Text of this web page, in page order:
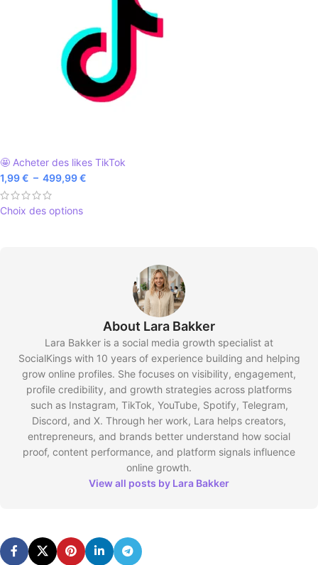
🤩 Acheter des likes TikTok
1,99€ – 499,99€
Choix des options
About Lara Bakker
Lara Bakker is a social media growth specialist at
SocialKings with 10 years of experience building and helping
grow online profiles. She focuses on visibility, engagement,
profile credibility, and growth strategies across platforms
such as Instagram, TikTok, YouTube, Spotify, Telegram,
Discord, and X. Through her work, Lara helps creators,
entrepreneurs, and brands better understand how social
proof, content performance, and platform signals influence
online growth.
View all posts by Lara Bakker